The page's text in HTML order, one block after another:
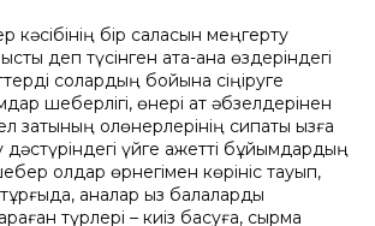
кәсібінің бір саласын меңгерту
деп түсінген ата-ана өздеріндегі
солардың бойына сіңіруге
шеберлігі, өнері ат әбзелдерінен
затының қолөнерлерінің сипаты қызға
үйге қажетті бұйымдардың
қолдар өрнегімен көрініс тауып,
аналар қыз балаларды
түрлері – киіз басуға, сырмақ